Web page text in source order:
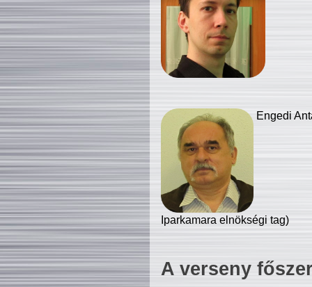
Engedi
Iparkamara elnökségi tag)
A verseny